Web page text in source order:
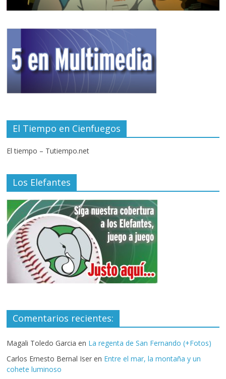
El Tiempo en Cienfuegos
El tiempo – Tutiempo.net
Los Elefantes
Comentarios recientes:
Magali Toledo Garcia en La regenta de San Fernando (+Fotos)
Carlos Ernesto Bernal Iser en Entre el mar, la montaña y un
cohete luminoso